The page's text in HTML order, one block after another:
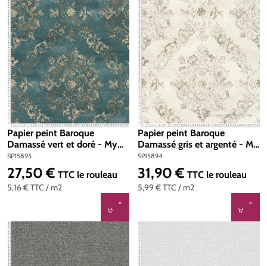
Papier peint Baroque
Damassé vert et doré - My
Home My Spa d'A.S. Création
| Réf. SP15895
SP15895
5,16 €TTC / m2
Prix régulier :
27,50 € TTC le rouleau
Papier peint Baroque
Damassé gris et argenté - My
Home My Spa d'A.S. Création
| Réf. SP15894
SP15894
5,99 €TTC / m2
Prix régulier :
31,90 € TTC le rouleau